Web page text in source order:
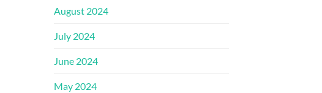
August 2024
July 2024
June 2024
May 2024